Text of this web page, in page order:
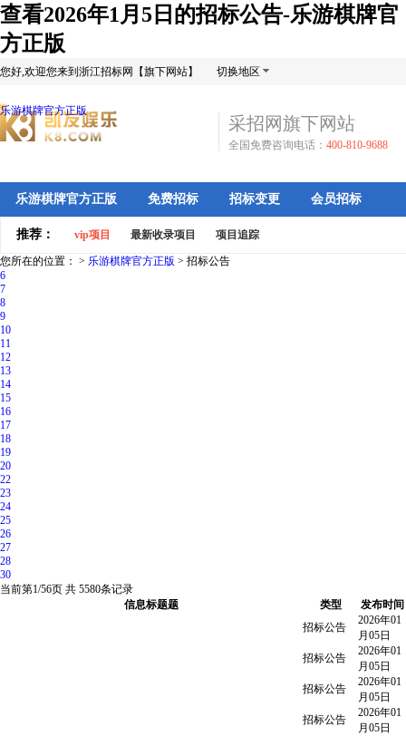
查看2026年1月5日的招标公告-乐游棋牌官
方正版
您好,欢迎您来到浙江招标网【旗下网站】 切换地区
乐游棋牌官方正版
采招网旗下网站
全国免费咨询电话： 400-810-9688
乐游棋牌官方正版 免费招标 招标变更 会员招标
推荐： vip项目 最新收录项目 项目追踪
您所在的位置： > 乐游棋牌官方正版 > 招标公告
6
7
8
9
10
11
12
13
14
15
16
17
18
19
20
22
23
24
25
26
27
28
30
当前第1/56页 共 5580条记录
信息标题题
类型
发布时间
招标公告
2026年01
月05日
招标公告
2026年01
月05日
招标公告
2026年01
月05日
招标公告
2026年01
月05日